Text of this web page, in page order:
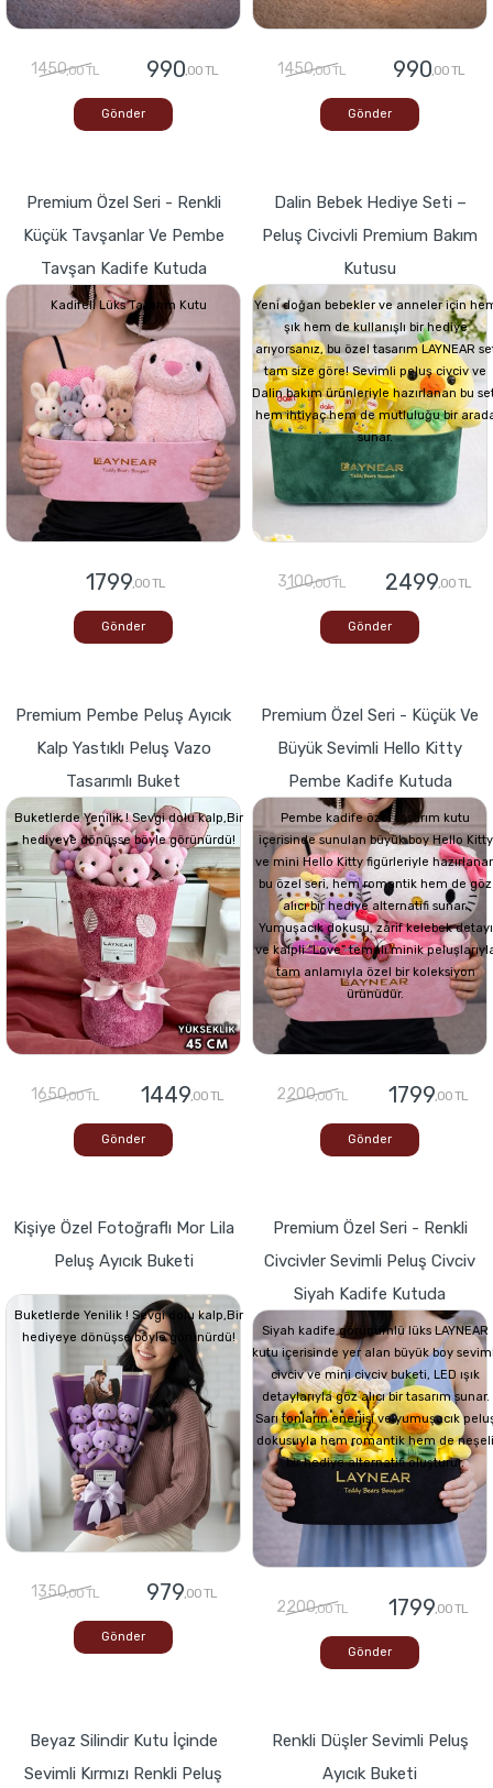
1450,00 TL 990,00 TL
Gönder
1450,00 TL 990,00 TL
Gönder
Premium Özel Seri - Renkli
Küçük Tavşanlar Ve Pembe
Tavşan Kadife Kutuda
Kadifeli Lüks Tasarım Kutu
1799,00 TL
Gönder
Dalin Bebek Hediye Seti –
Peluş Civcivli Premium Bakım
Kutusu
Yeni doğan bebekler ve anneler için
şık hem de kullanışlı bir hediye
arıyorsanız, bu özel tasarım LAYNEAR
tam size göre! Sevimli peluş civciv ve
Dalin bakım ürünleriyle hazırlanan bu
hem ihtiyaç hem de mutluluğu bir
sunar.
3100,00 TL 2499,00 TL
Gönder
Premium Pembe Peluş Ayıcık
Kalp Yastıklı Peluş Vazo
Tasarımlı Buket
Buketlerde Yenilik ! Sevgi dolu kalp,Bir
hediyeye dönüşse böyle görünürdü!
1650,00 TL 1449,00 TL
Gönder
Premium Özel Seri - Küçük Ve
Büyük Sevimli Hello Kitty
Pembe Kadife Kutuda
Pembe kadife özel tasarım kutu
içerisinde sunulan büyük boy Hello Kitty
ve mini Hello Kitty figürleriyle
bu özel seri, hem romantik hem de göz
alıcı bir hediye alternatifi sunar.
Yumuşacık dokusu, zarif kelebek detayı
ve kalpli “Love” temalı minik
tam anlamıyla özel bir koleksiyon
ürünüdür.
2200,00 TL 1799,00 TL
Gönder
Kişiye Özel Fotoğraflı Mor Lila
Peluş Ayıcık Buketi
Buketlerde Yenilik ! Sevgi dolu kalp,Bir
hediyeye dönüşse böyle görünürdü!
1350,00 TL 979,00 TL
Gönder
Premium Özel Seri - Renkli
Civcivler Sevimli Peluş Civciv
Siyah Kadife Kutuda
Siyah kadife görünümlü lüks LAYNEAR
kutu içerisinde yer alan büyük boy
civciv ve mini civciv buketi, LED ışık
detaylarıyla göz alıcı bir tasarım sunar.
Sarı tonların enerjisi ve yumuşacık
dokusuyla hem romantik hem de neşeli
bir hediye alternatifi oluşturur.
2200,00 TL 1799,00 TL
Gönder
Beyaz Silindir Kutu İçinde
Sevimli Kırmızı Renkli Peluş
Renkli Düşler Sevimli Peluş
Ayıcık Buketi